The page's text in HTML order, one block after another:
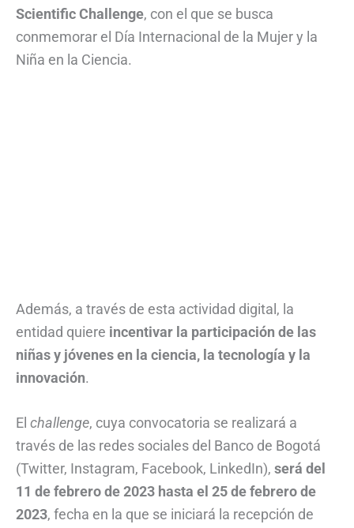
Scientific Challenge, con el que se busca
conmemorar el Día Internacional de la Mujer y la
Niña en la Ciencia.
Además, a través de esta actividad digital, la
entidad quiere incentivar la participación de las
niñas y jóvenes en la ciencia, la tecnología y la
innovación.
El challenge, cuya convocatoria se realizará a
través de las redes sociales del Banco de Bogotá
(Twitter, Instagram, Facebook, LinkedIn), será del
11 de febrero de 2023 hasta el 25 de febrero de
2023, fecha en la que se iniciará la recepción de